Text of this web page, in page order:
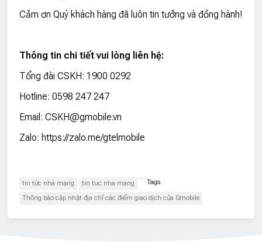
Cảm ơn Quý khách hàng đã luôn tin tưởng và đồng hành!
Thông tin chi tiết vui lòng liên hệ:
Tổng đài CSKH: 1900 0292
Hotline: 0598 247 247
Email: CSKH@gmobile.vn
Zalo: https://zalo.me/gtelmobile
Tags
tin tức nhà mạng
tin tuc nha mang
Thông báo cập nhật địa chỉ các điểm giao dịch của Gmobile